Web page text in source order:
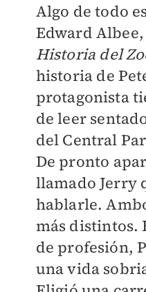
​Algo de todo
Edward
Historia del
historia de
protagonista
de leer
del Central
De pronto
llamado Jerry
hablarle.
más distintos.
de profesión,
una vida